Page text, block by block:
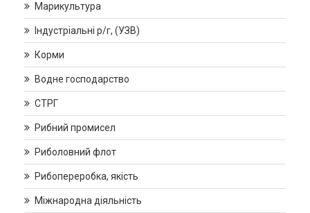
Марикультура
Індустріальні р/г, (УЗВ)
Корми
Водне господарство
СТРГ
Рибний промисел
Риболовний флот
Рибопереробка, якість
Міжнародна діяльність